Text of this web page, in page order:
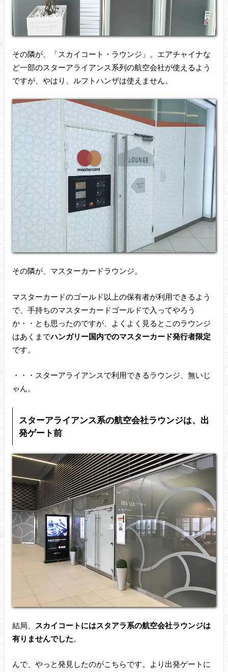
その隣が、「スカイコート・ラウンジ」。エアチャイナな
ど一部のスターアライアンス系列の航空会社が使えるよう
ですが、やはり、ルフトハンザは使えません。
その隣が、マスターカードラウンジ。
マスターカードのゴールド以上の保有者が利用できるよう
で、手持ちのマスターカードゴールドで入ってやろう
か・・とも思ったのですが、よくよく見るとこのラウンジ
はあくまでハンガリー国内でのマスターカード発行者限定
です。
・・・スターアライアンスで利用できるラウンジ、無いじ
ゃん。
スターアライアンス系の航空会社ラウンジは、出
発ゲート前
結局、
スカイコートにはスタアラ系の航空会社ラウンジは
有りませんでした。
んで、やっと発見したのがこちらです。より出発ゲートに